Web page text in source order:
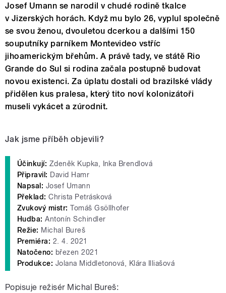
Josef Umann se narodil v chudé rodině tkalce
v Jizerských horách. Když mu bylo 26, vyplul společně
se svou ženou, dvouletou dcerkou a dalšími 150
souputníky parníkem Montevideo vstříc
jihoamerickým břehům. A právě tady, ve státě Rio
Grande do Sul si rodina začala postupně budovat
novou existenci. Za úplatu dostali od brazilské vlády
přidělen kus pralesa, který tito noví kolonizátoři
museli vykácet a zúrodnit.
Jak jsme příběh objevili?
Účinkují: Zdeněk Kupka, Inka Brendlová
Připravil: David Hamr
Napsal: Josef Umann
Překlad: Christa Petrásková
Zvukový mistr: Tomáš Gsöllhofer
Hudba: Antonín Schindler
Režie: Michal Bureš
Premiéra: 2. 4. 2021
Natočeno: březen 2021
Produkce: Jolana Middletonová, Klára Illiašová
Popisuje režisér Michal Bureš: